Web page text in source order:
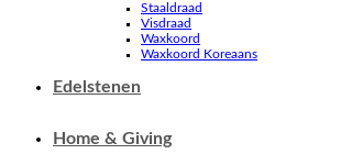
Staaldraad
Visdraad
Waxkoord
Waxkoord Koreaans
Edelstenen
Home & Giving